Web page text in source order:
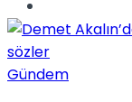
Gündem